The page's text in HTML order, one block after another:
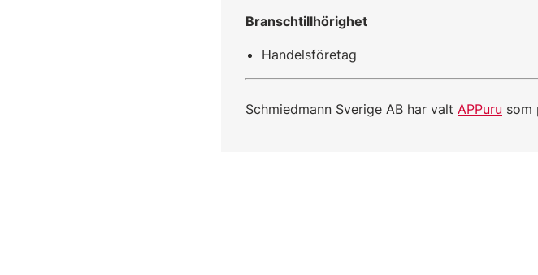
Branschtillhörighet
Handelsföretag
Schmiedmann Sverige AB har valt APPuru som